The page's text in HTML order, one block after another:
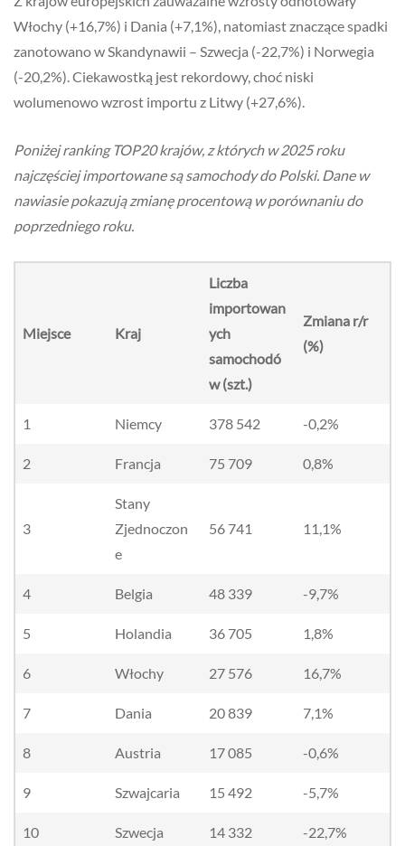
Włochy (+16,7%) i Dania (+7,1%), natomiast znaczące spadki
zanotowano w Skandynawii – Szwecja (-22,7%) i Norwegia
(-20,2%). Ciekawostką jest rekordowy, choć niski
wolumenowo wzrost importu z Litwy (+27,6%).
Poniżej ranking TOP20 krajów, z których w 2025 roku
najczęściej importowane są samochody do Polski. Dane w
nawiasie pokazują zmianę procentową w porównaniu do
poprzedniego roku.
Miejsce Kraj
Liczba
importowan
ych
samochodó
w (szt.)
Zmiana r/r
(%)
1 Niemcy 378 542 -0,2%
2 Francja 75 709 0,8%
3
Stany
Zjednoczon
e
56 741 11,1%
4 Belgia 48 339 -9,7%
5 Holandia 36 705 1,8%
6 Włochy 27 576 16,7%
7 Dania 20 839 7,1%
8 Austria 17 085 -0,6%
9 Szwajcaria 15 492 -5,7%
10 Szwecja 14 332 -22,7%